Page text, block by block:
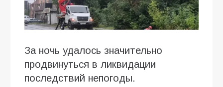
За ночь удалось значительно
продвинуться в ликвидации
последствий непогоды.